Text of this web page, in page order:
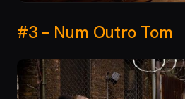
#3 – Num Outro Tom